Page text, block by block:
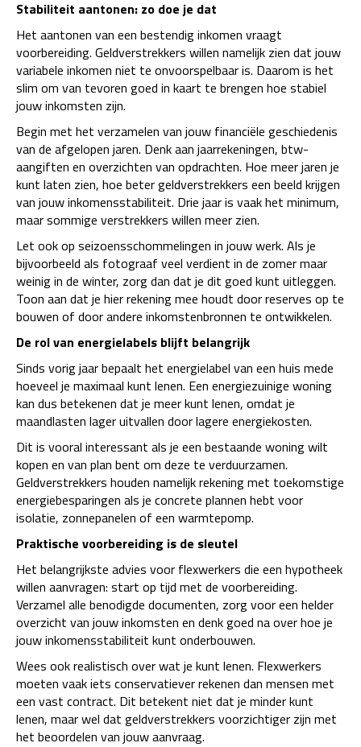
Stabiliteit aantonen: zo doe je dat
Het aantonen van een bestendig inkomen vraagt
voorbereiding. Geldverstrekkers willen namelijk zien dat jouw
variabele inkomen niet te onvoorspelbaar is. Daarom is het
slim om van tevoren goed in kaart te brengen hoe stabiel
jouw inkomsten zijn.
Begin met het verzamelen van jouw financiële geschiedenis
van de afgelopen jaren. Denk aan jaarrekeningen, btw-
aangiften en overzichten van opdrachten. Hoe meer jaren je
kunt laten zien, hoe beter geldverstrekkers een beeld krijgen
van jouw inkomensstabiliteit. Drie jaar is vaak het minimum,
maar sommige verstrekkers willen meer zien.
Let ook op seizoensschommelingen in jouw werk. Als je
bijvoorbeeld als fotograaf veel verdient in de zomer maar
weinig in de winter, zorg dan dat je dit goed kunt uitleggen.
Toon aan dat je hier rekening mee houdt door reserves op te
bouwen of door andere inkomstenbronnen te ontwikkelen.
De rol van energielabels blijft belangrijk
Sinds vorig jaar bepaalt het energielabel van een huis mede
hoeveel je maximaal kunt lenen. Een energiezuinige woning
kan dus betekenen dat je meer kunt lenen, omdat je
maandlasten lager uitvallen door lagere energiekosten.
Dit is vooral interessant als je een bestaande woning wilt
kopen en van plan bent om deze te verduurzamen.
Geldverstrekkers houden namelijk rekening met toekomstige
energiebesparingen als je concrete plannen hebt voor
isolatie, zonnepanelen of een warmtepomp.
Praktische voorbereiding is de sleutel
Het belangrijkste advies voor flexwerkers die een hypotheek
willen aanvragen: start op tijd met de voorbereiding.
Verzamel alle benodigde documenten, zorg voor een helder
overzicht van jouw inkomsten en denk goed na over hoe je
jouw inkomensstabiliteit kunt onderbouwen.
Wees ook realistisch over wat je kunt lenen. Flexwerkers
moeten vaak iets conservatiever rekenen dan mensen met
een vast contract. Dit betekent niet dat je minder kunt
lenen, maar wel dat geldverstrekkers voorzichtiger zijn met
het beoordelen van jouw aanvraag.